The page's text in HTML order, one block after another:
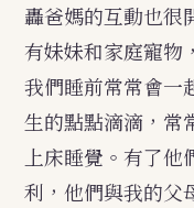
轟爸媽的互動也很
有妹妹和家庭寵物
我們睡前常常會一
生的點點滴滴，常
上床睡覺。有了
利，他們與我的父